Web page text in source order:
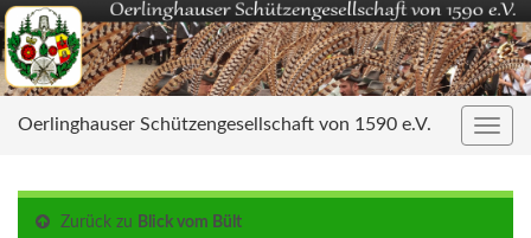
Oerlinghauser Schützengesellschaft von 1590 e.V.
Zurück zu Blick vom Bült